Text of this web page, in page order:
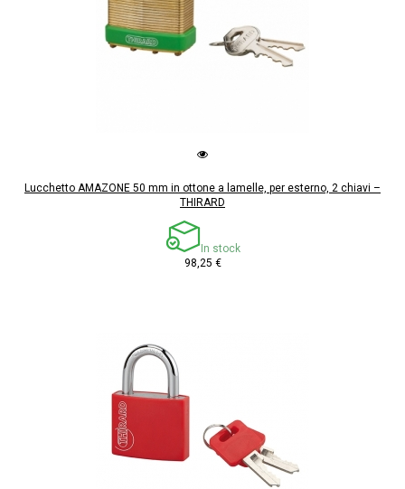
Lucchetto AMAZONE 50 mm in ottone a lamelle, per esterno, 2 chiavi –
THIRARD
In stock
98,25 €